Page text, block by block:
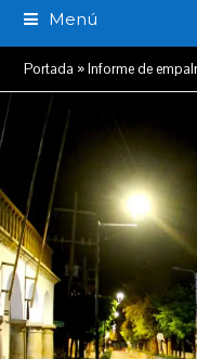
Menú
Portada »Informe de